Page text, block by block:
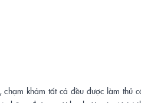
khảm tất cả đều được làm thủ